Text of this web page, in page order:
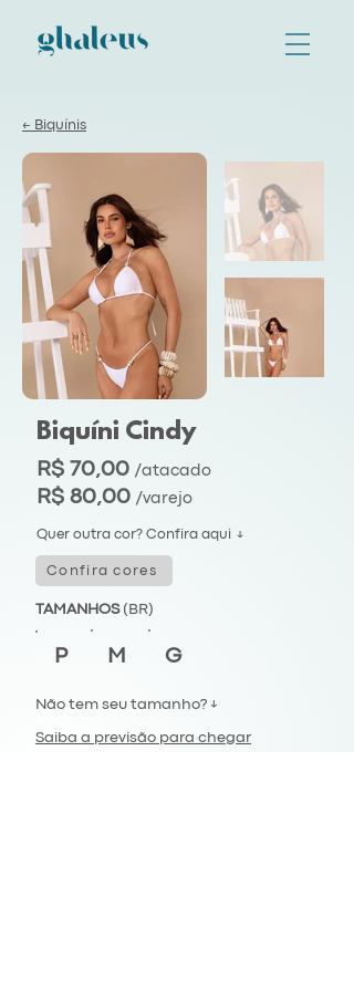
← Biquínis
Biquíni Cindy
R$ 70,00 /atacado
R$ 80,00 /varejo
Quer outra cor? Confira aqui ↓
Confira cores
TAMANHOS(BR)
P M G
Não tem seu tamanho? ↓
Saiba a previsão para chegar